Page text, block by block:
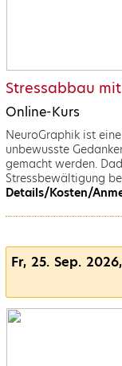
Stressabbau
Online-Kurs
NeuroGraphik ist
unbewusste
gemacht werden.
Stressbewältigung
Details/Kosten/
Fr, 25. Sep.